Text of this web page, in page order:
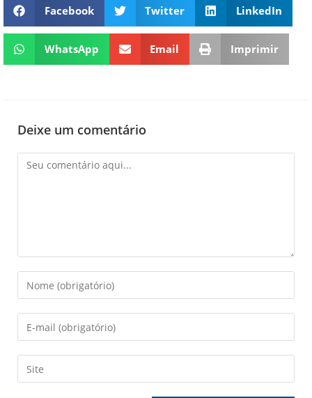
Facebook Twitter LinkedIn
WhatsApp Email Imprimir
Deixe um comentário